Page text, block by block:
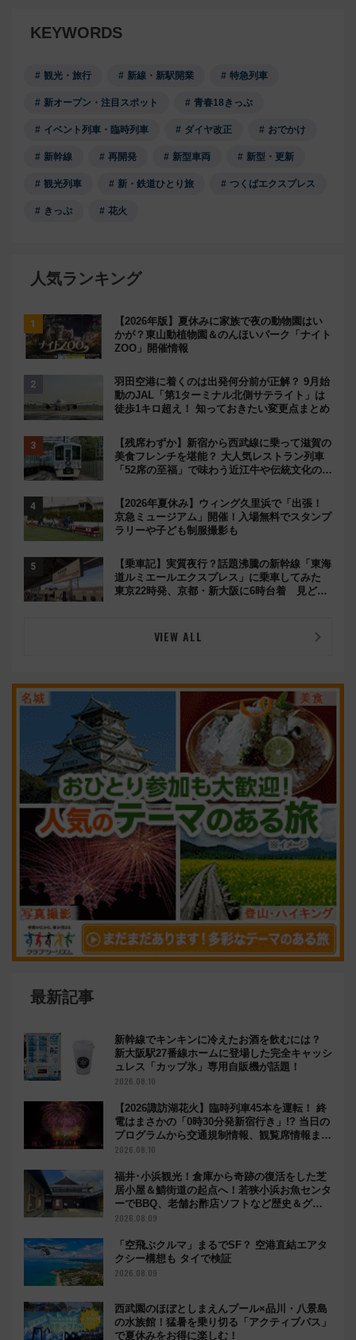
KEYWORDS
観光・旅行 新線・新駅開業 特急列車
新オープン・注目スポット 青春18きっぷ
イベント列車・臨時列車 ダイヤ改正 おでかけ
新幹線 再開発 新型車両 新型・更新
観光列車 新・鉄道ひとり旅 つくばエクスプレス
きっぷ 花火
人気ランキング
【2026年版】夏休みに家族で夜の動物園はい
かが？東山動植物園＆のんほいパーク「ナイト
ZOO」開催情報
羽田空港に着くのは出発何分前が正解？ 9月始
動のJAL「第1ターミナル北側サテライト」は
徒歩1キロ超え！ 知っておきたい変更点まとめ
【残席わずか】新宿から西武線に乗って滋賀の
美食フレンチを堪能？ 大人気レストラン列車
「52席の至福」で味わう近江牛や伝統文化の特
【2026年夏休み】ウィング久里浜で「出張！
京急ミュージアム」開催！入場無料でスタンプ
ラリーや子ども制服撮影も
【乗車記】実質夜行？話題沸騰の新幹線「東海
道ルミエールエクスプレス」に乗車してみた
東京22時発、京都・新大阪に6時台着 見どこ
VIEW ALL
最新記事
新幹線でキンキンに冷えたお酒を飲むには？
新大阪駅27番線ホームに登場した完全キャッシ
ュレス「カップ氷」専用自販機が話題！
2026.08.10
【2026諏訪湖花火】臨時列車45本を運転！ 終
電はまさかの「0時30分発新宿行き」!? 当日の
プログラムから交通規制情報、観覧席情報まで
徹底解説
2026.08.10
福井･小浜観光！倉庫から奇跡の復活をした芝
居小屋＆鯖街道の起点へ！若狭小浜お魚センタ
ーでBBQ、老舗お酢店ソフトなど歴史＆グル
メ散歩
2026.08.09
「空飛ぶクルマ」まるでSF？ 空港直結エアタ
クシー構想も タイで検証
2026.08.09
西武園のほぼとしまえんプール×品川・八景島
の水族館！猛暑を乗り切る「アクティブパス」
で夏休みをお得に楽しむ！